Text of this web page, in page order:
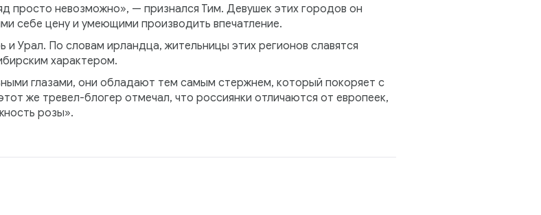
просто невозможно», — признался Тим. Девушек этих городов он
себе цену и умеющими производить впечатление.
и Урал. По словам ирландца, жительницы этих регионов славятся
характером.
глазами, они обладают тем самым стержнем, который покоряет с
же тревел-блогер отмечал, что россиянки отличаются от европеек,
розы».